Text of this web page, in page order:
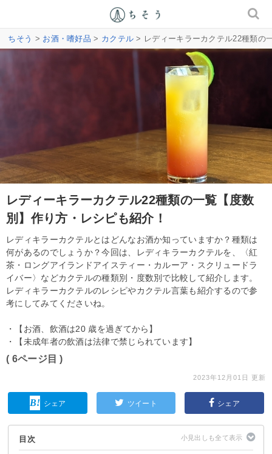
ちそう > お酒・嗜好品 > カクテル > レディーキラーカクテル22種類の
レディーキラーカクテル22種類の一覧【度数
別】作り方・レシピも紹介！
レディキラーカクテルとはどんなお酒か知っていますか？種類は
何があるのでしょうか？今回は、レディキラーカクテルを、〈紅
茶・ロングアイランドアイスティー・カルーア・スクリュードラ
イバー〉などカクテルの種類別・度数別で比較して紹介します。
レディキラーカクテルのレシピやカクテル言葉も紹介するので参
考にしてみてくださいね。
・【お酒、飲酒は20 歳を過ぎてから】
・【未成年者の飲酒は法律で禁じられています】
( 6ページ目 )
2023年12月01日 更新
シェア ツイート シェア
目次